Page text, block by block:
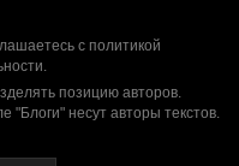
с политикой
.
позицию авторов.
"Блоги" несут авторы текстов.